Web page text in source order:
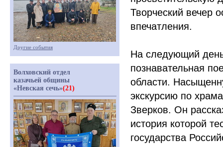
Творческий вечер
впечатления.
На следующий
познавательная
области.
экскурсию по
Зверков. Он
история которой
государства
Другие события
Волховский отдел
казачьей общины
«Невская сечь»(21)